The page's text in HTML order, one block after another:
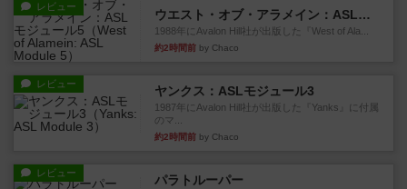
レビュー
ウエスト・オブ・アラメイン：ASLモジュール5
1988年にAvalon Hill社が出版した『West of Ala...
約2時間前 by Chaco
レビュー ヤンクス：ASLモジュール3
1987年にAvalon Hill社が出版した『Yanks』に付属
のマ...
約2時間前 by Chaco
レビュー パラトルーパー